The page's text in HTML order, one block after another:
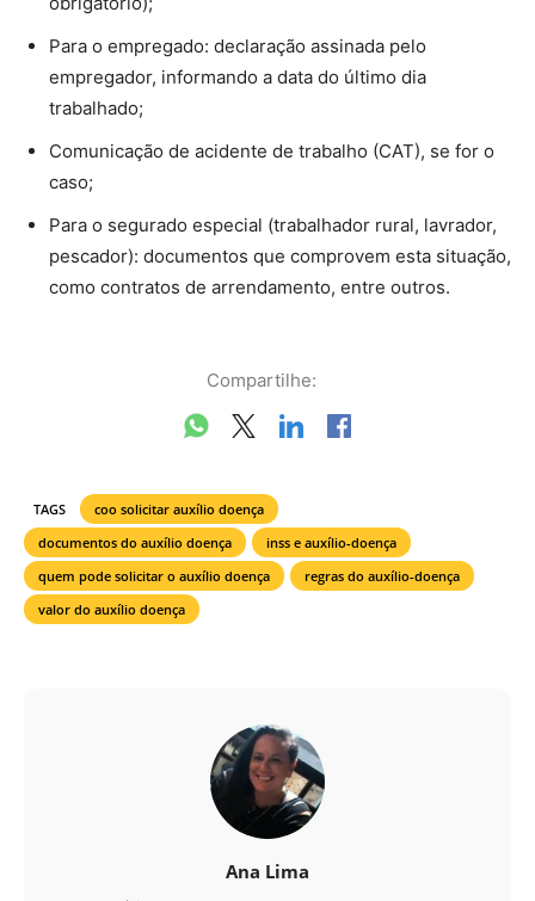
Para o empregado: declaração assinada pelo
empregador, informando a data do último dia
trabalhado;
Comunicação de acidente de trabalho (CAT), se for o
caso;
Para o segurado especial (trabalhador rural, lavrador,
pescador): documentos que comprovem esta situação,
como contratos de arrendamento, entre outros.
Compartilhe:
TAGS
coo solicitar auxílio doença
documentos do auxílio doença
inss e auxílio-doença
quem pode solicitar o auxílio doença
regras do auxílio-doença
valor do auxílio doença
Ana Lima